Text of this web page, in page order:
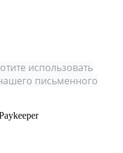
использовать
письменного